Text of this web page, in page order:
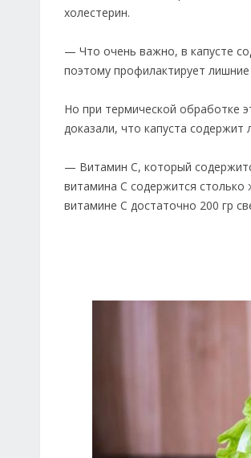
холестерин.
— Что очень важно, в капусте
поэтому профилактирует
Но при термической обработке
доказали, что капуста содержит
— Витамин С, который
витамина С содержится столько
витамине С достаточно 200 гр